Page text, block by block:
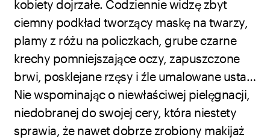
kobiety dojrzałe. Codziennie widzę zbyt
ciemny podkład tworzący maskę na twarzy,
plamy z różu na policzkach, grube czarne
krechy pomniejszające oczy, zapuszczone
brwi, posklejane rzęsy i źle umalowane usta…
Nie wspominając o niewłaściwej pielęgnacji,
niedobranej do swojej cery, która niestety
sprawia, że nawet dobrze zrobiony makijaż